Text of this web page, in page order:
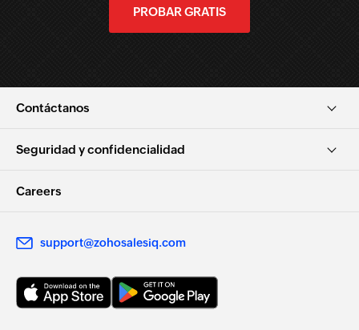
PROBAR GRATIS
Contáctanos
Seguridad y confidencialidad
Careers
support@zohosalesiq.com